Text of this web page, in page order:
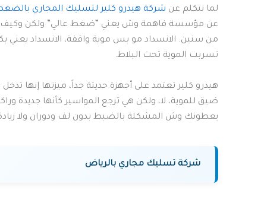
لما نتكلم عن شركة هيدرو كلير لتسليك المجاري
عن مؤسسة فاهمة وش يعني “ضغط عالي” ولكن وكيف
من سنين. الانسداد مو بس موية واقفة، الانسداد يعني
تسربت الموية تحت البلاط.
هيدرو كلير تعتمد على أجهزة حديثة جداً، ميزتها
ضيق للموية، لا، ولكن هي ترجع المواسير كأنها جديدة
يعطونك وش المشكلة بالضبط بدون لف ودوران ولا
شركة تسليك مجاري بالرياض